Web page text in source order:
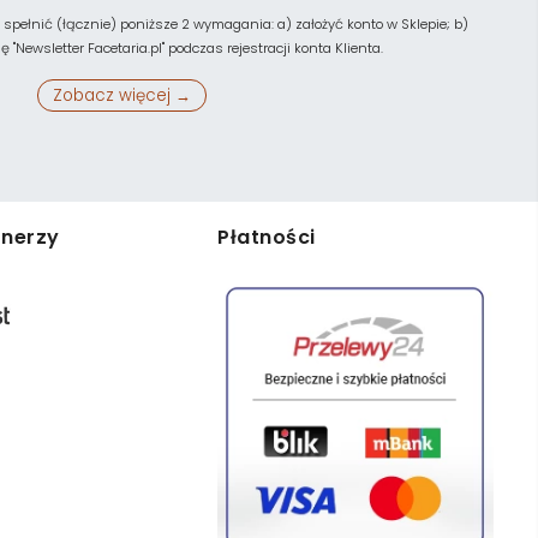
(łącznie) poniższe 2 wymagania: a) założyć konto w Sklepie; b)
"Newsletter Facetaria.pl" podczas rejestracji konta Klienta.
Zobacz więcej →
Płatności